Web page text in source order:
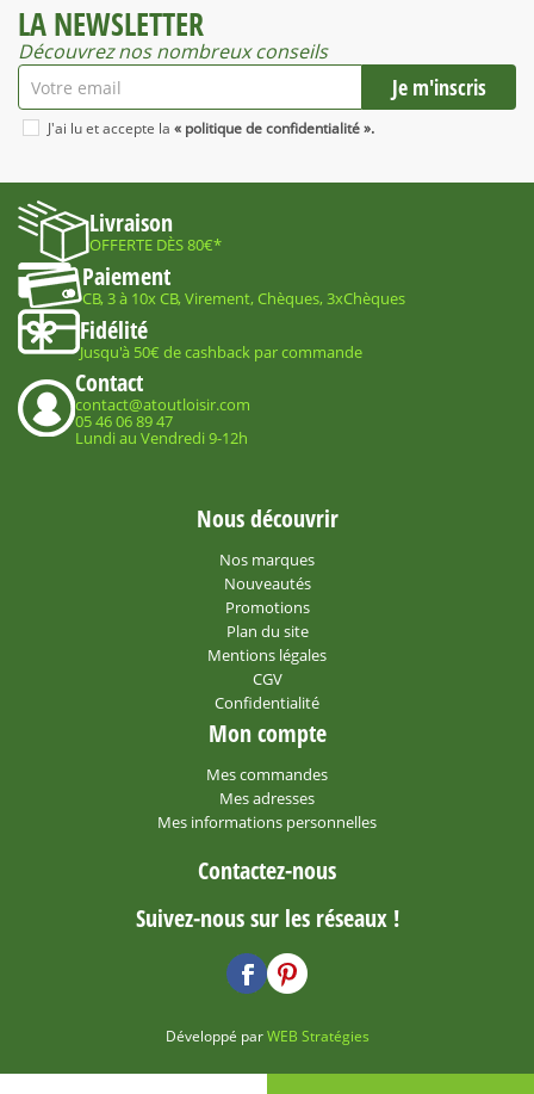
LA NEWSLETTER
Découvrez nos nombreux conseils
J'ai lu et accepte la « politique de confidentialité ».
Livraison
OFFERTE DÈS 80€*
Paiement
CB, 3 à 10x CB, Virement, Chèques, 3xChèques
Fidélité
Jusqu'à 50€ de cashback par commande
Contact
contact@atoutloisir.com
05 46 06 89 47
Lundi au Vendredi 9-12h
Nous découvrir
Nos marques
Nouveautés
Promotions
Plan du site
Mentions légales
CGV
Confidentialité
Mon compte
Mes commandes
Mes adresses
Mes informations personnelles
Contactez-nous
Suivez-nous sur les réseaux !
Développé parWEB Stratégies